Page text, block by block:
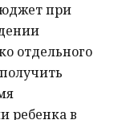
при
отдельного
ребенка в